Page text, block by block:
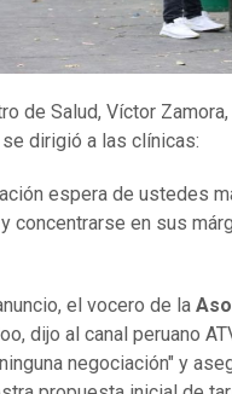
de Salud, Víctor
dirigió a las clínicas:
espera de ustedes
concentrarse en sus
el vocero de la
dijo al canal peruano
negociación" y